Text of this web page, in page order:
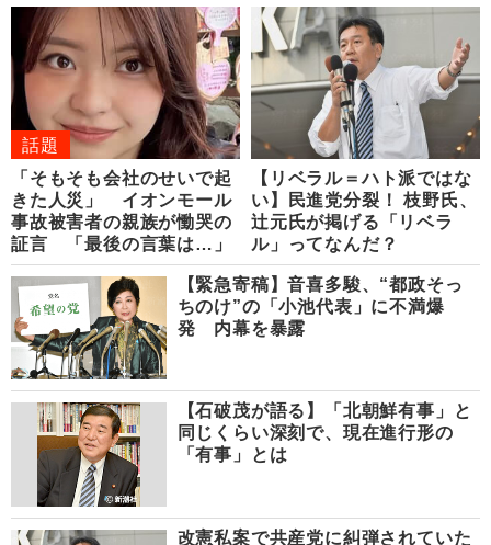
話題
「そもそも会社のせいで起
きた人災」 イオンモール
事故被害者の親族が慟哭の
証言 「最後の言葉は…」
【リベラル＝ハト派ではな
い】民進党分裂！ 枝野氏、
辻元氏が掲げる「リベラ
ル」ってなんだ？
【緊急寄稿】音喜多駿、“都政そっ
ちのけ”の「小池代表」に不満爆
発 内幕を暴露
【石破茂が語る】「北朝鮮有事」と
同じくらい深刻で、現在進行形の
「有事」とは
改憲私案で共産党に糾弾されていた